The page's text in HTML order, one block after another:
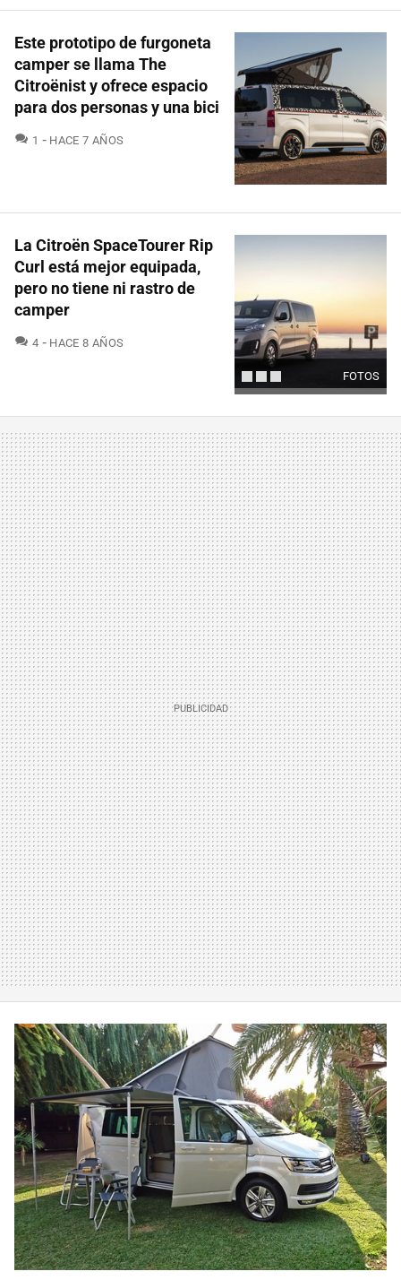
Este prototipo de furgoneta
camper se llama The
Citroënist y ofrece espacio
para dos personas y una bici
1 COMENTARIOS
HACE 7 AÑOS
FOTOS
La Citroën SpaceTourer Rip
Curl está mejor equipada,
pero no tiene ni rastro de
camper
4 COMENTARIOS
HACE 8 AÑOS